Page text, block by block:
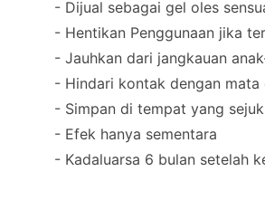
- Dijual sebagai gel oles
- Hentikan Penggunaan jika
- Jauhkan dari jangkauan
- Hindari kontak dengan
- Simpan di tempat yang
- Efek hanya sementara
- Kadaluarsa 6 bulan setelah